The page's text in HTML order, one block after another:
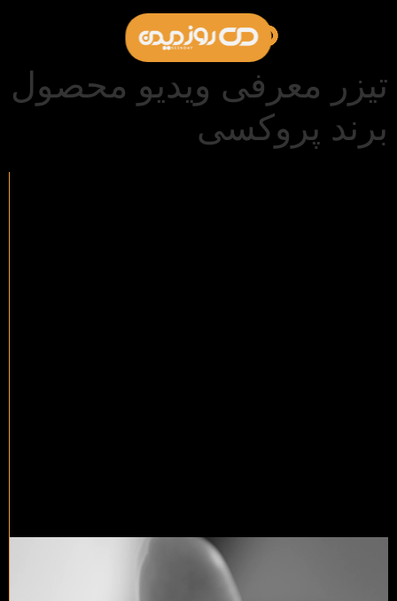
تیزر معرفی ویدیو محصول
برند پروکسی